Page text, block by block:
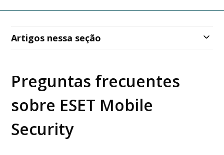
Artigos nessa seção
Preguntas frecuentes
sobre ESET Mobile
Security